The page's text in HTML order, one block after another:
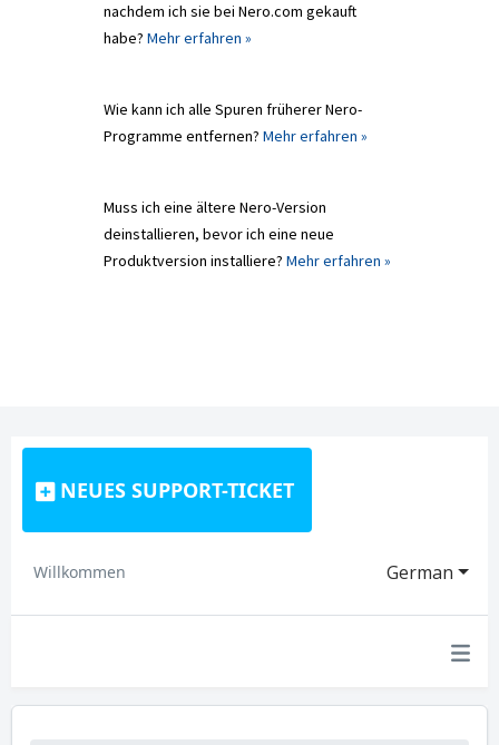
nachdem ich sie bei Nero.com gekauft
habe? Mehr erfahren »
Wie kann ich alle Spuren früherer Nero-
Programme entfernen? Mehr erfahren »
Muss ich eine ältere Nero-Version
deinstallieren, bevor ich eine neue
Produktversion installiere? Mehr erfahren »
NEUES SUPPORT-TICKET
German
Willkommen